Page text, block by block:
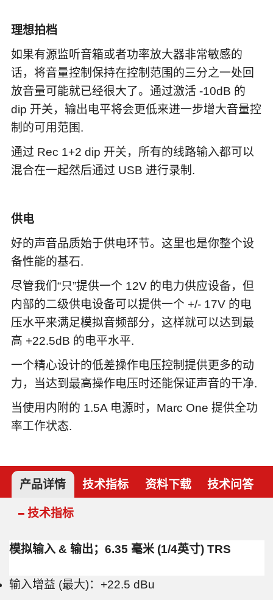
理想拍档
如果有源监听音箱或者功率放大器非常敏感的
话，将音量控制保持在控制范围的三分之一处回
放音量可能就已经很大了。通过激活 -10dB 的
dip 开关，输出电平将会更低来进一步增大音量控
制的可用范围.
通过 Rec 1+2 dip 开关，所有的线路输入都可以
混合在一起然后通过 USB 进行录制.
供电
好的声音品质始于供电环节。这里也是你整个设
备性能的基石.
尽管我们“只”提供一个 12V 的电力供应设备，但
内部的二级供电设备可以提供一个 +/- 17V 的电
压水平来满足模拟音频部分，这样就可以达到最
高 +22.5dB 的电平水平.
一个精心设计的低差操作电压控制提供更多的动
力，当达到最高操作电压时还能保证声音的干净.
当使用内附的 1.5A 电源时，Marc One 提供全功
率工作状态.
产品详情 技术指标 资料下载 技术问答
技术指标
模拟输入 & 输出；6.35 毫米 (1/4英寸) TRS
输入增益 (最大)：+22.5 dBu